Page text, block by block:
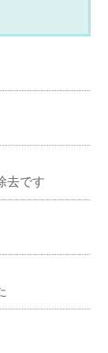
去です